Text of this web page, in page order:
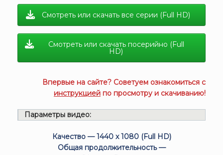
Смотреть или скачать все серии (Full HD)
Смотреть или скачать посерийно (Full
HD)
Впервые на сайте? Советуем ознакомиться с
инструкцией по просмотру и скачиванию!
Параметры видео:
Качество — 1440 x 1080 (Full HD)
Общая продолжительность —